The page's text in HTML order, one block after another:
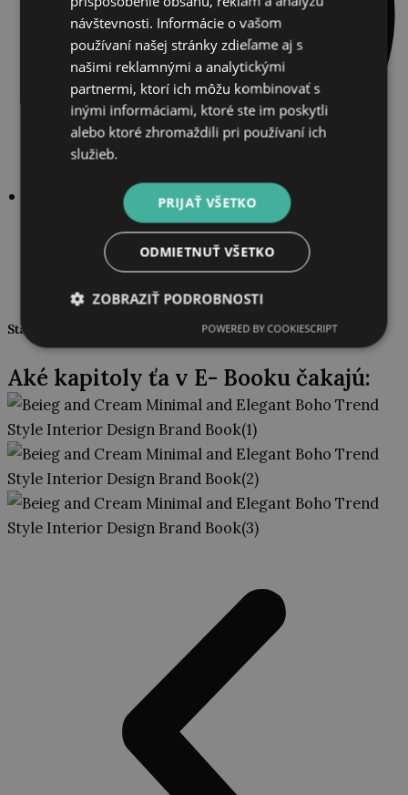
chceš lepšie rozumieť sebe a svojmu nervovému
systému
Stačí vyplniť mail a môžeš hneď začať cvičiť
Aké kapitoly ťa v E- Booku čakajú:
návštevnosti. Informácie o vašom
používaní našej stránky zdieľame aj s
našimi reklamnými a analytickými
partnermi, ktorí ich môžu kombinovať s
inými informáciami, ktoré ste im poskytli
alebo ktoré zhromaždili pri používaní ich
služieb.
PRIJAŤ VŠETKO
ODMIETNUŤ VŠETKO
ZOBRAZIŤ PODROBNOSTI
POWERED BY COOKIESCRIPT